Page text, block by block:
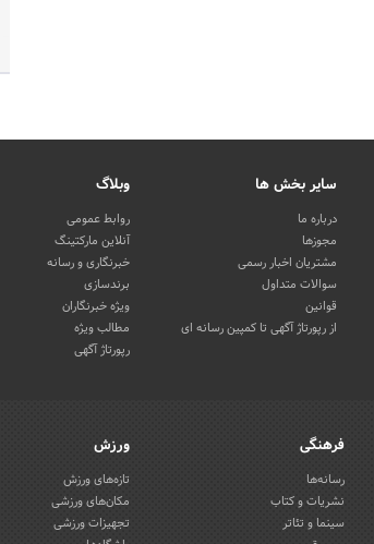
سایر بخش ها
درباره ما
مجوزها
مشتریان اخبار رسمی
سوالات متداول
قوانین
از رپورتاژ آگهی تا کمپین رسانه ای
وبلاگ
روابط عمومی
آنلاین مارکتینگ
خبرنگاری و رسانه
برندسازی
ویژه خبرنگاران
مطالب ویژه
رپورتاژ آگهی
فرهنگی
رسانه‌ها
نشریات و کتاب
سینما و تئاتر
ورزش
تازه‌های ورزش
مکان‌های ورزشی
تجهیزات ورزشی